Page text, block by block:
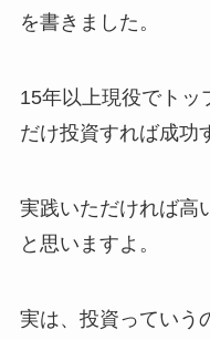
を書きました。
15年以上現役でトッ
だけ投資すれば成功
実践いただければ高
と思いますよ。
実は、投資っていう